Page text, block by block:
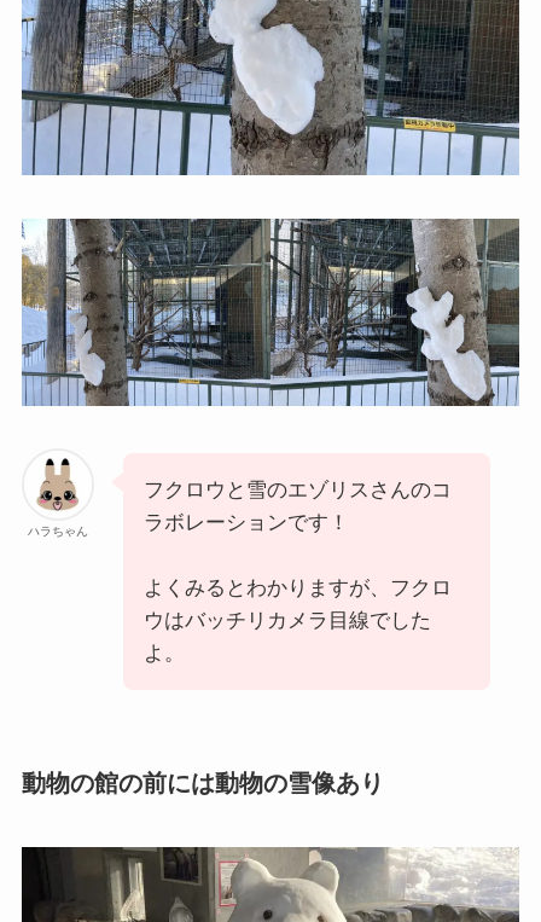
ハラちゃん
フクロウと雪のエゾリスさんのコ
ラボレーションです！
よくみるとわかりますが、フクロ
ウはバッチリカメラ目線でした
よ。
動物の館の前には動物の雪像あり